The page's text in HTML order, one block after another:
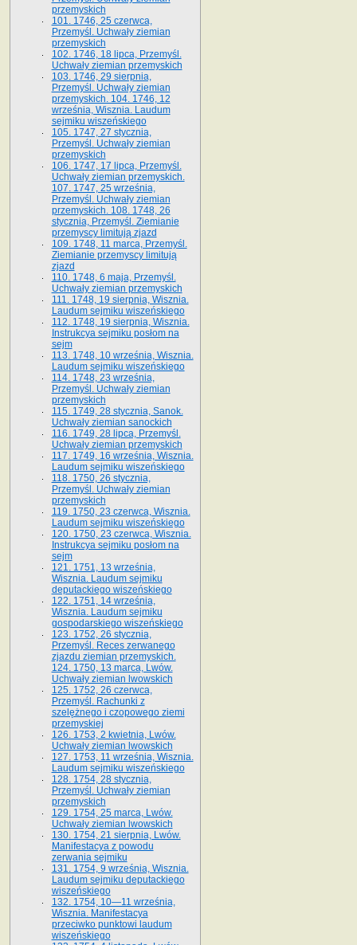
przemyskich
101. 1746, 25 czerwca,
Przemyśl. Uchwały ziemian
przemyskich
102. 1746, 18 lipca, Przemyśl.
Uchwały ziemian przemyskich
103. 1746, 29 sierpnia,
Przemyśl. Uchwały ziemian
przemyskich. 104. 1746, 12
września, Wisznia. Laudum
sejmiku wiszeńskiego
105. 1747, 27 stycznia,
Przemyśl. Uchwały ziemian
przemyskich
106. 1747, 17 lipca, Przemyśl.
Uchwały ziemian przemyskich.
107. 1747, 25 września,
Przemyśl. Uchwały ziemian
przemyskich. 108. 1748, 26
stycznia, Przemyśl. Ziemianie
przemyscy limitują zjazd
109. 1748, 11 marca, Przemyśl.
Ziemianie przemyscy limitują
zjazd
110. 1748, 6 maja, Przemyśl.
Uchwały ziemian przemyskich
111. 1748, 19 sierpnia, Wisznia.
Laudum sejmiku wiszeńskiego
112. 1748, 19 sierpnia, Wisznia.
Instrukcya sejmiku posłom na
sejm
113. 1748, 10 września, Wisznia.
Laudum sejmiku wiszeńskiego
114. 1748, 23 września,
Przemyśl. Uchwały ziemian
przemyskich
115. 1749, 28 stycznia, Sanok.
Uchwały ziemian sanockich
116. 1749, 28 lipca, Przemyśl.
Uchwały ziemian przemyskich
117. 1749, 16 września, Wisznia.
Laudum sejmiku wiszeńskiego
118. 1750, 26 stycznia,
Przemyśl. Uchwały ziemian
przemyskich
119. 1750, 23 czerwca, Wisznia.
Laudum sejmiku wiszeńskiego
120. 1750, 23 czerwca, Wisznia.
Instrukcya sejmiku posłom na
sejm
121. 1751, 13 września,
Wisznia. Laudum sejmiku
deputackiego wiszeńskiego
122. 1751, 14 września,
Wisznia. Laudum sejmiku
gospodarskiego wiszeńskiego
123. 1752, 26 stycznia,
Przemyśl. Reces zerwanego
zjazdu ziemian przemyskich.
124. 1750, 13 marca, Lwów.
Uchwały ziemian lwowskich
125. 1752, 26 czerwca,
Przemyśl. Rachunki z
szelężnego i czopowego ziemi
przemyskiej
126. 1753, 2 kwietnia, Lwów.
Uchwały ziemian lwowskich
127. 1753, 11 września, Wisznia.
Laudum sejmiku wiszeńskiego
128. 1754, 28 stycznia,
Przemyśl. Uchwały ziemian
przemyskich
129. 1754, 25 marca, Lwów.
Uchwały ziemian lwowskich
130. 1754, 21 sierpnia, Lwów.
Manifestacya z powodu
zerwania sejmiku
131. 1754, 9 września, Wisznia.
Laudum sejmiku deputackiego
wiszeńskiego
132. 1754, 10—11 września,
Wisznia. Manifestacya
przeciwko punktowi laudum
wiszeńskiego